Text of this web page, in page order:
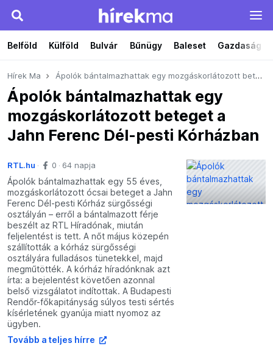
Belföld Külföld Bulvár Bűnügy Baleset Gazdaság
Hírek Ma Ápolók bántalmazhattak egy mozgáskorlátozott beteget a Jahn Ferenc Dél-pesti Kórházban
Ápolók bántalmazhattak egy
mozgáskorlátozott beteget a
Jahn Ferenc Dél-pesti Kórházban
RTL.hu 0 64 napja
Ápolók bántalmazhattak egy 55 éves,
mozgáskorlátozott ócsai beteget a Jahn
Ferenc Dél-pesti Kórház sürgősségi
osztályán – erről a bántalmazott férje
beszélt az RTL Híradónak, miután
feljelentést is tett. A nőt május közepén
szállították a kórház sürgősségi
osztályára fulladásos tünetekkel, majd
megműtötték. A kórház híradónknak azt
írta: a bejelentést követően azonnal
belső vizsgálatot indítottak. A Budapesti
Rendőr-főkapitányság súlyos testi sértés
kísérletének gyanúja miatt nyomoz az
ügyben.
Tovább a teljes hírre